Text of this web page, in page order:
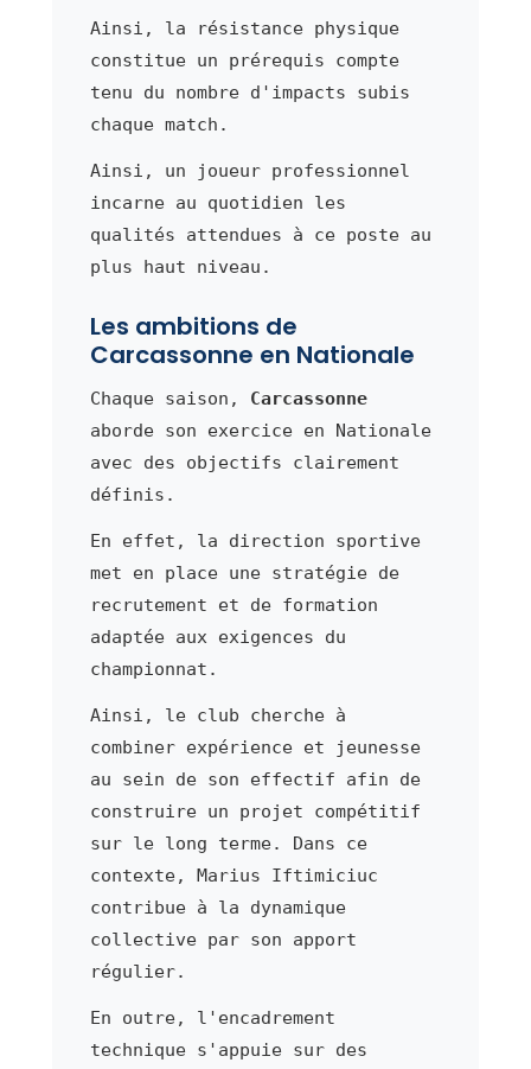
Ainsi, la résistance physique
constitue un prérequis compte
tenu du nombre d'impacts subis
chaque match.
Ainsi, un joueur professionnel
incarne au quotidien les
qualités attendues à ce poste au
plus haut niveau.
Les ambitions de
Carcassonne en Nationale
Chaque saison, Carcassonne
aborde son exercice en Nationale
avec des objectifs clairement
définis.
En effet, la direction sportive
met en place une stratégie de
recrutement et de formation
adaptée aux exigences du
championnat.
Ainsi, le club cherche à
combiner expérience et jeunesse
au sein de son effectif afin de
construire un projet compétitif
sur le long terme. Dans ce
contexte, Marius Iftimiciuc
contribue à la dynamique
collective par son apport
régulier.
En outre, l'encadrement
technique s'appuie sur des